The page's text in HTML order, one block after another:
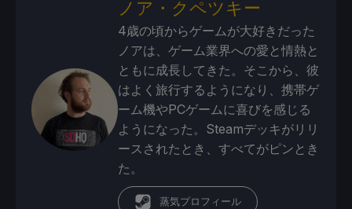
ノア・クペツキー
4歳の頃からゲームが大好きだった
ノアは、ゲーム業界への愛と情熱と
ともに成長してきた。そこから、彼
はよく旅行するようになり、携帯ゲ
ーム機やPCゲームに喜びを感じる
ようになった。Steamデッキがリリ
ースされたとき、すべてがピンとき
た。
蒸気プロフィール